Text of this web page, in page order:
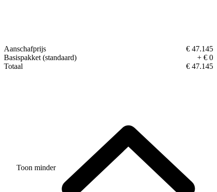
Aanschafprijs
€ 47.145
Basispakket (standaard)
+ € 0
Totaal
€ 47.145
Toon minder